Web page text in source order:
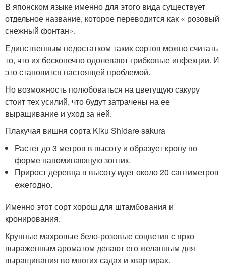
В японском языке именно для этого вида существует
отдельное название, которое переводится как « розовый
снежный фонтан».
Единственным недостатком таких сортов можно считать
то, что их бесконечно одолевают грибковые инфекции. И
это становится настоящей проблемой.
Но возможность полюбоваться на цветущую сакуру
стоит тех усилий, что будут затрачены на ее
выращивание и уход за ней.
Плакучая вишня сорта Kiku Shidare sakura
Растет до 3 метров в высоту и образует крону по
форме напоминающую зонтик.
Прирост деревца в высоту идет около 20 сантиметров
ежегодно.
Именно этот сорт хорош для штамбования и
кронирования.
Крупные махровые бело-розовые соцветия с ярко
выраженным ароматом делают его желанным для
выращивания во многих садах и квартирах.